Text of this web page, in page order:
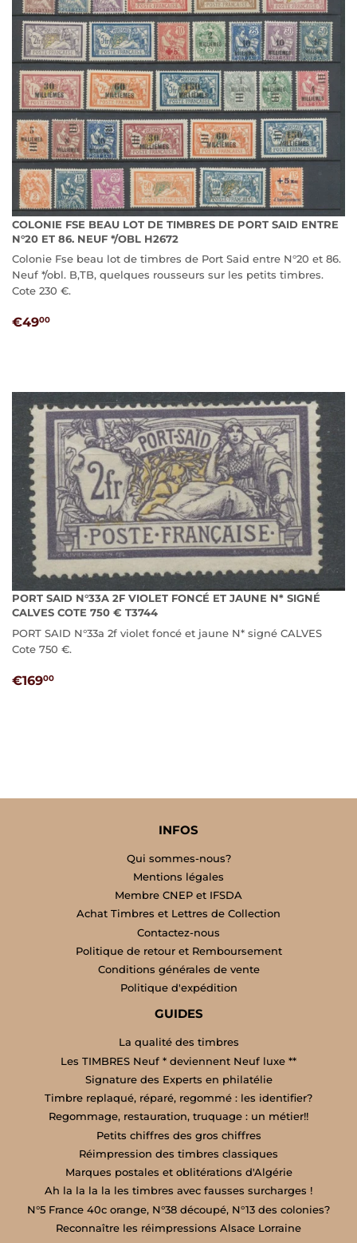
COLONIE FSE BEAU LOT DE TIMBRES DE PORT SAID ENTRE
N°20 ET 86. NEUF */OBL H2672
Colonie Fse beau lot de timbres de Port Said entre N°20 et 86.
Neuf */obl. B,TB, quelques rousseurs sur les petits timbres.
Cote 230 €.
PRIX
€4900
PORT SAID N°33A 2F VIOLET FONCÉ ET JAUNE N* SIGNÉ
CALVES COTE 750 € T3744
PORT SAID N°33a 2f violet foncé et jaune N* signé CALVES
Cote 750 €.
PRIX
€16900
INFOS
Qui sommes-nous?
Mentions légales
Membre CNEP et IFSDA
Achat Timbres et Lettres de Collection
Contactez-nous
Politique de retour et Remboursement
Conditions générales de vente
Politique d'expédition
GUIDES
La qualité des timbres
Les TIMBRES Neuf * deviennent Neuf luxe **
Signature des Experts en philatélie
Timbre replaqué, réparé, regommé : les identifier?
Regommage, restauration, truquage : un métier!!
Petits chiffres des gros chiffres
Réimpression des timbres classiques
Marques postales et oblitérations d'Algérie
Ah la la la la les timbres avec fausses surcharges !
N°5 France 40c orange, N°38 découpé, N°13 des colonies?
Reconnaître les réimpressions Alsace Lorraine